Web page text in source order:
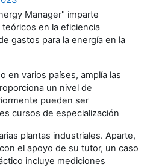
Manager" imparte
en la eficiencia
gastos para la energía en la
en varios países, amplía las
un nivel de
pueden ser
cursos de especialización
plantas industriales. Aparte,
el apoyo de su tutor, un caso
incluye mediciones